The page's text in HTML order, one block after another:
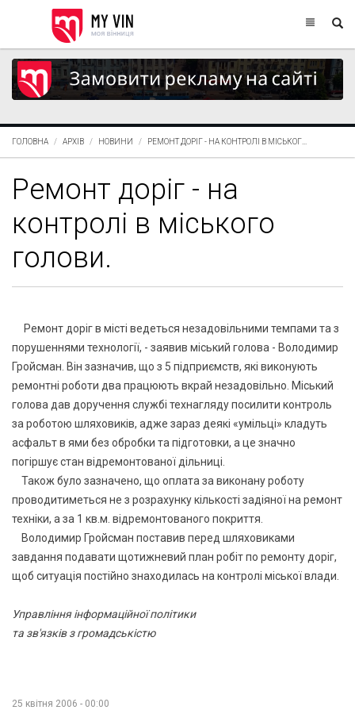
ГОЛОВНА АРХІВ НОВИНИ РЕМОНТ ДОРІГ - НА КОНТРОЛІ В МІСЬКОГ...
Ремонт доріг - на
контролі в міського
голови.
Ремонт доріг в місті ведеться незадовільними темпами та з
порушеннями технології, - заявив міський голова - Володимир
Гройсман. Він зазначив, що з 5 підприємств, які виконують
ремонтні роботи два працюють вкрай незадовільно. Міський
голова дав доручення службі технагляду посилити контроль
за роботою шляховиків, адже зараз деякі «умільці» кладуть
асфальт в ями без обробки та підготовки, а це значно
погіршує стан відремонтованої дільниці.
Також було зазначено, що оплата за виконану роботу
проводитиметься не з розрахунку кількості задіяної на ремонт
техніки, а за 1 кв.м. відремонтованого покриття.
Володимир Гройсман поставив перед шляховиками
завдання подавати щотижневий план робіт по ремонту доріг,
щоб ситуація постійно знаходилась на контролі міської влади.
Управління інформаційної політики
та зв'язків з громадськістю
25 квітня 2006 - 00:00